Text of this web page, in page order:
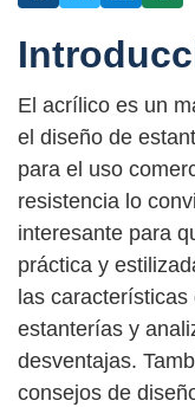
El acrílico es un
el diseño de
para el uso
resistencia lo
interesante para
práctica y
las
estanterías y
desventajas.
consejos de